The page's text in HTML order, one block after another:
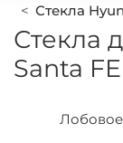
Стекла
Стекла
Santa FE
Лобовое